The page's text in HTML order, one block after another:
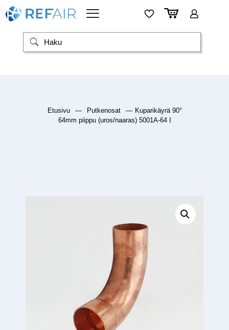
Etusivu — Putkenosat — Kuparikäyrä 90°
64mm piippu (uros/naaras) 5001A-64 I